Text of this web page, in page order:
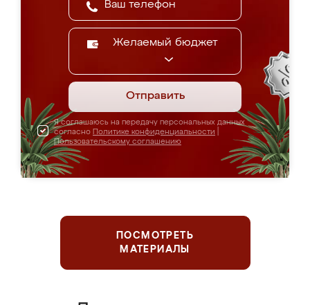
Желаемый бюджет
Отправить
Я соглашаюсь на передачу персональных данных
согласно Политике конфиденциальности
Пользовательскому соглашению
ПОСМОТРЕТЬ
МАТЕРИАЛЫ